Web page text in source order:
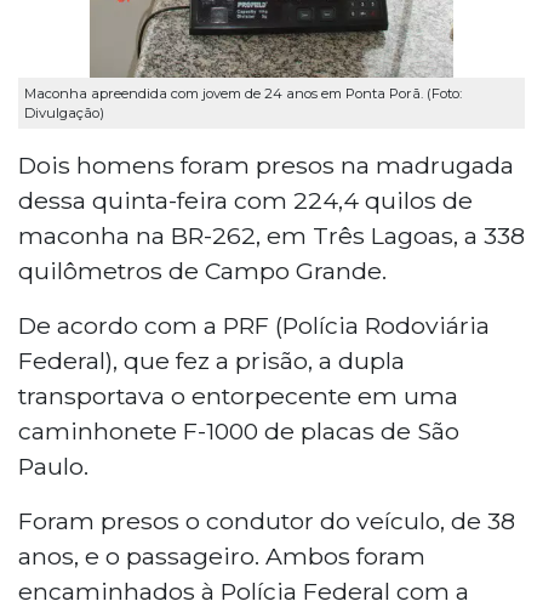
Maconha apreendida com jovem de 24 anos em Ponta Porã. (Foto:
Divulgação)
Dois homens foram presos na madrugada
dessa quinta-feira com 224,4 quilos de
maconha na BR-262, em Três Lagoas, a 338
quilômetros de Campo Grande.
De acordo com a PRF (Polícia Rodoviária
Federal), que fez a prisão, a dupla
transportava o entorpecente em uma
caminhonete F-1000 de placas de São
Paulo.
Foram presos o condutor do veículo, de 38
anos, e o passageiro. Ambos foram
encaminhados à Polícia Federal com a